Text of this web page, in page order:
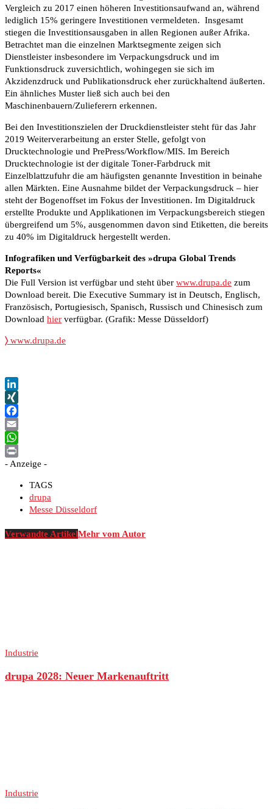
Vergleich zu 2017 einen höheren Investitionsaufwand an, während
lediglich 15% geringere Investitionen vermeldeten. Insgesamt
stiegen die Investitionsausgaben in allen Regionen außer Afrika.
Betrachtet man die einzelnen Marktsegmente zeigen sich
Dienstleister insbesondere im Verpackungsdruck und im
Funktionsdruck zuversichtlich, wohingegen sie sich im
Akzidenzdruck und Publikationsdruck eher zurückhaltend äußerten.
Ein ähnliches Muster ließ sich auch bei den
Maschinenbauern/Zulieferern erkennen.
Bei den Investitionszielen der Druckdienstleister steht für das Jahr
2019 Weiterverarbeitung an erster Stelle, gefolgt von
Drucktechnologie und PrePress/Workflow/MIS. Im Bereich
Drucktechnologie ist der digitale Toner-Farbdruck mit
Einzelblattzufuhr die am häufigsten genannte Investition in beinahe
allen Märkten. Eine Ausnahme bildet der Verpackungsdruck – hier
steht der Bogenoffset im Fokus der Investitionen. Im Digitaldruck
erstellte Produkte und Applikationen im Verpackungsbereich stiegen
übergreifend um 5%, ausgenommen davon sind Etiketten, die bereits
zu 40% im Digitaldruck hergestellt werden.
Infografiken und Verfügbarkeit des »drupa Global Trends
Reports«
Die Full Version ist verfügbar und steht über www.drupa.de zum
Download bereit. Die Executive Summary ist in Deutsch, Englisch,
Französisch, Portugiesisch, Spanisch, Russisch und Chinesisch zum
Download hier verfügbar. (Grafik: Messe Düsseldorf)
〉 www.drupa.de
LinkedIn
XING
Facebook
Email
WhatsApp
Print
- Anzeige -
TAGS
drupa
Messe Düsseldorf
Verwandte ArtikelMehr vom Autor
Industrie
drupa 2028: Neuer Markenauftritt
Industrie